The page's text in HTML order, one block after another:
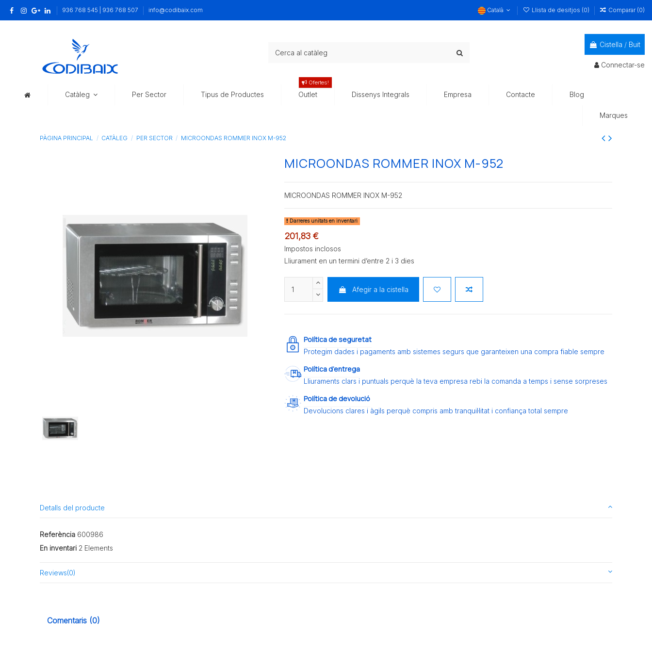
936 768 545 | 936 768 507 info@codibaix.com Català Llista de desitjos (0) Comparar (0)
Cistella / Buit
Connectar-se
Catàleg Per Sector Tipus de Productes Outlet
Ofertes!
Dissenys Integrals Empresa Contacte Blog
Marques
PÀGINA PRINCIPAL CATÀLEG PER SECTOR MICROONDAS ROMMER INOX M-952
MICROONDAS ROMMER INOX M-952
MICROONDAS ROMMER INOX M-952
Darreres unitats en inventari
201,83 €
Impostos inclosos
Lliurament en un termini d’entre 2 i 3 dies
Afegir a la cistella
Política de seguretat
Protegim dades i pagaments amb sistemes segurs que garanteixen una compra fiable sempre
Política d’entrega
Lliuraments clars i puntuals perquè la teva empresa rebi la comanda a temps i sense sorpreses
Política de devolució
Devolucions clares i àgils perquè compris amb tranquil·litat i confiança total sempre
Detalls del producte
Referència 600986
En inventari 2 Elements
Reviews(0)
Comentaris (0)